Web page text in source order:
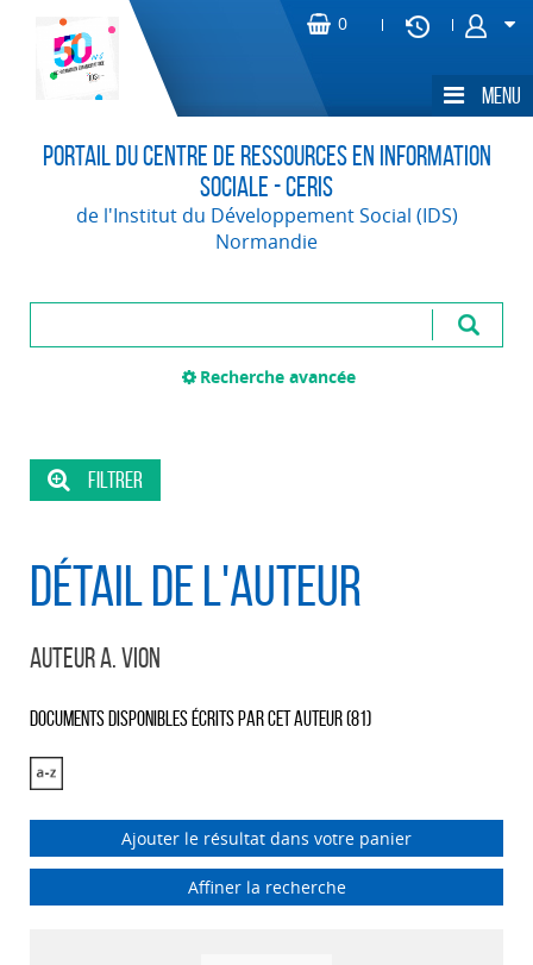
Portail du Centre de Ressources en Information
Sociale - CERIS
de l'Institut du Développement Social (IDS)
Normandie
Recherche avancée
Détail de l'auteur
Auteur A. Vion
Documents disponibles écrits par cet auteur (81)
Ajouter le résultat dans votre panier
Affiner la recherche